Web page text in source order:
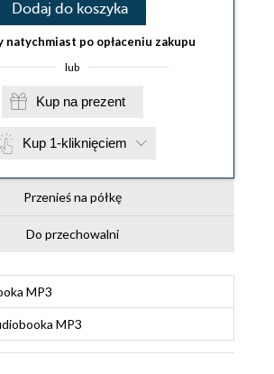
Dodaj do koszyka
natychmiast po opłaceniu zakupu
lub
Kup na prezent
Kup 1-kliknięciem
Przenieś na półkę
Do przechowalni
MP3
MP3